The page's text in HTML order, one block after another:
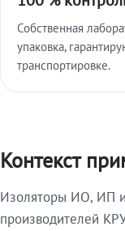
Собственная
упаковка,
транспортировке.
Контекст
Изоляторы ИО, ИП
производителей